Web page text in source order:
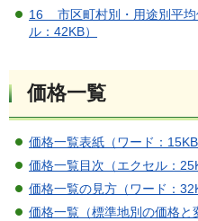
16 市区町村別・用途別平均
ル：42KB）
価格一覧
価格一覧表紙（ワード：15KB
価格一覧目次（エクセル：
価格一覧の見方（ワード：
価格一覧（標準地別の価格と